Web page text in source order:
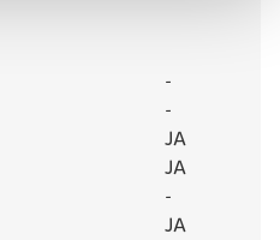
-
-
JA
JA
-
JA